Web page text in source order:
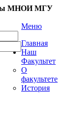
МНОИ МГУ
Меню
Главная
Наш
Факультет
О
факультете
История